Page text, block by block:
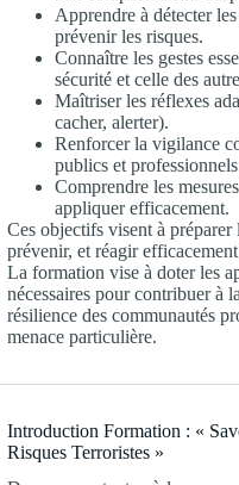
Apprendre à détecter
prévenir les risques.
Connaître les gestes
sécurité et celle des
Maîtriser les réflexes
cacher, alerter).
Renforcer la vigilance
publics et
Comprendre les
appliquer efficacement.
Ces objectifs visent à préparer
prévenir, et réagir
La formation vise à doter les
nécessaires pour contribuer à
résilience des communautés
menace particulière.
Introduction Formation : «
Risques Terroristes »